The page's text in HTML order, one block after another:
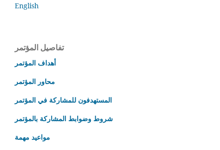
English
تفاصيل المؤتمر
أهداف المؤتمر
محاور المؤتمر
المستهدفون للمشاركة في المؤتمر